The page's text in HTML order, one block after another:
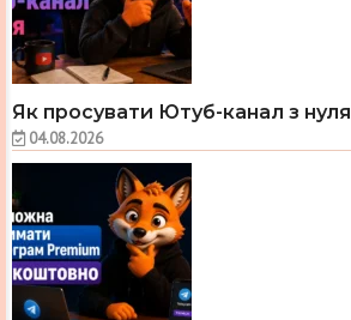
Як просувати Ютуб-канал з нуля
04.08.2026